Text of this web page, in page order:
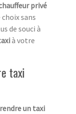
privé
sans
de souci à
à votre
taxi
un taxi